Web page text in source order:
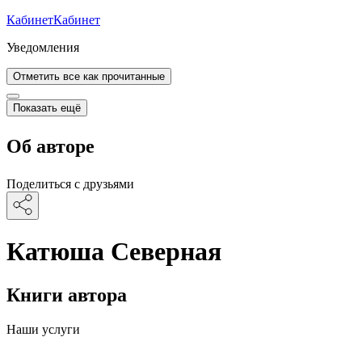
КабинетКабинет
Уведомления
Отметить все как прочитанные
Показать ещё
Об авторе
Поделиться с друзьями
Катюша Северная
Книги автора
Наши услуги